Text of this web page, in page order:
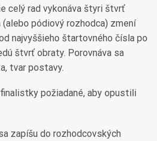
celý rad vykonáva štyri štvrť
pódiový rozhodca) zmení
najvyššieho štartovného čísla po
štvrť obraty. Porovnáva sa
tvar postavy.
požiadané, aby opustili
zapíšu do rozhodcovských